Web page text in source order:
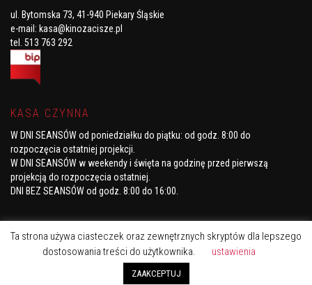
ul. Bytomska 73, 41-940 Piekary Śląskie
e-mail: kasa@kinozacisze.pl
tel. 513 763 292
KASA CZYNNA
W DNI SEANSÓW od poniedziałku do piątku: od godz. 8:00 do
rozpoczęcia ostatniej projekcji.
W DNI SEANSÓW w weekendy i święta na godzinę przed pierwszą
projekcją do rozpoczęcia ostatniej.
DNI BEZ SEANSÓWod godz. 8:00 do 16:00.
2020 © Kino Zacisze. Wszelkie prawa zastrzeżone.
Ta strona używa ciasteczek oraz zewnętrznych skryptów dla lepszego
dostosowania treści do użytkownika.
ustawienia
ZAAKCEPTUJ